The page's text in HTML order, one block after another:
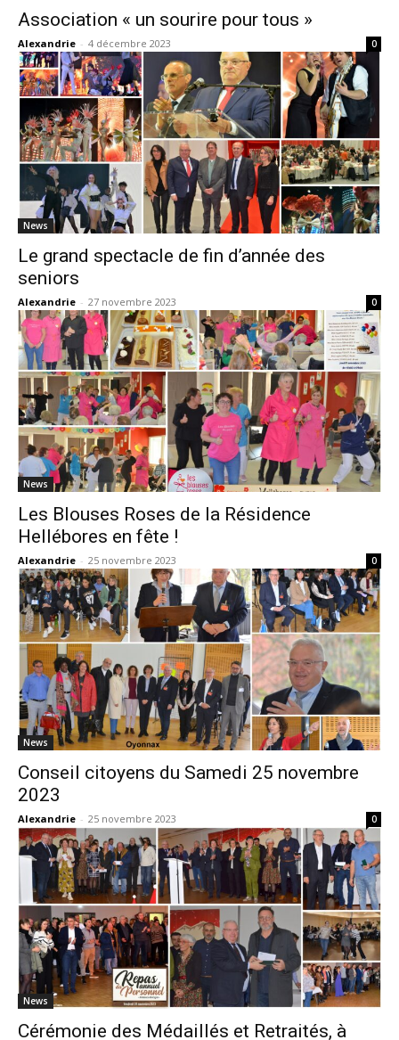
Association « un sourire pour tous »
Alexandrie - 4 décembre 2023 0
News
Le grand spectacle de fin d’année des
seniors
Alexandrie - 27 novembre 2023 0
News
Les Blouses Roses de la Résidence
Hellébores en fête !
Alexandrie - 25 novembre 2023 0
News
Conseil citoyens du Samedi 25 novembre
2023
Alexandrie - 25 novembre 2023 0
News
Cérémonie des Médaillés et Retraités, à